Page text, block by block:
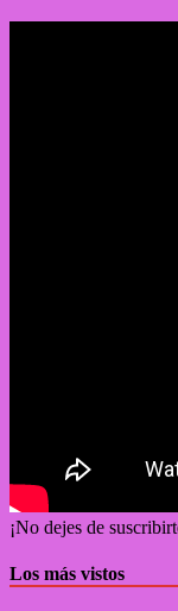
¡No dejes de
Los más vistos